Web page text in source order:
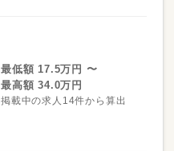
最低額 17.5万円 〜
最高額 34.0万円
掲載中の求人14件から算出